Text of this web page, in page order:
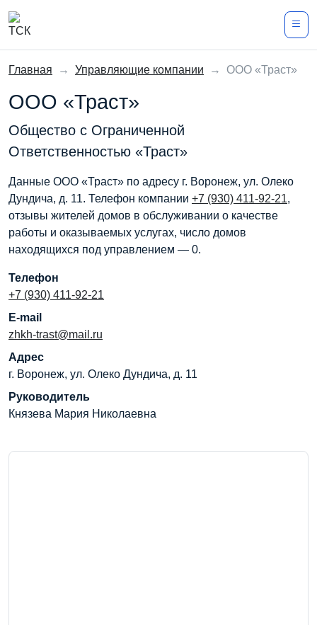
Главная → Управляющие компании → ООО «Траст»
ООО «Траст»
Общество с Ограниченной
Ответственностью «Траст»
Данные ООО «Траст» по адресу г. Воронеж, ул. Олеко
Дундича, д. 11. Телефон компании +7 (930) 411-92-21,
отзывы жителей домов в обслуживании о качестве
работы и оказываемых услугах, число домов
находящихся под управлением — 0.
Телефон
+7 (930) 411-92-21
E-mail
zhkh-trast@mail.ru
Адрес
г. Воронеж, ул. Олеко Дундича, д. 11
Руководитель
Князева Мария Николаевна